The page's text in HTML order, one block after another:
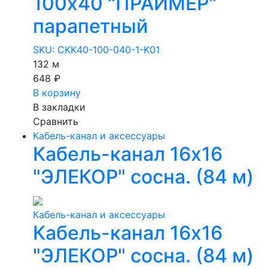
парапетный
SKU: CKK40-100-040-1-K01
132 м
648 ₽
В корзину
В закладки
Сравнить
Кабель-канал и аксессуары
Кабель-канал 16х16
"ЭЛЕКОР" сосна. (84 м)
Кабель-канал и аксессуары
Кабель-канал 16х16
"ЭЛЕКОР" сосна. (84 м)